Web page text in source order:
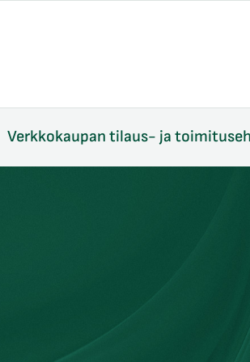
Verkkokaupan tilaus- ja